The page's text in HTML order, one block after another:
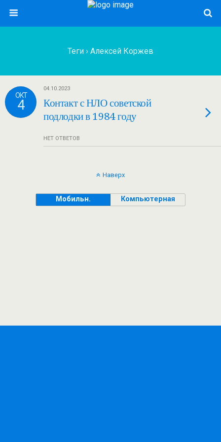
Теги › Алексей Коржев
ОКТ
4
04.10.2023
Контакт с НЛО советской
подлодки в 1984 году
НЕТ ОТВЕТОВ
Наверх
Мобильн. Компьютерная